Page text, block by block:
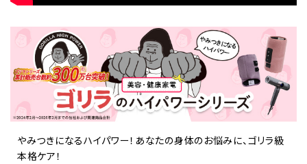
やみつきになるハイパワー！あなたの身体のお悩みに、ゴリラ級
本格ケア！